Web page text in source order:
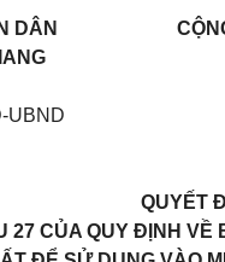
DÂN
UBND
QUYẾT
27 CỦA QUY ĐỊNH VỀ